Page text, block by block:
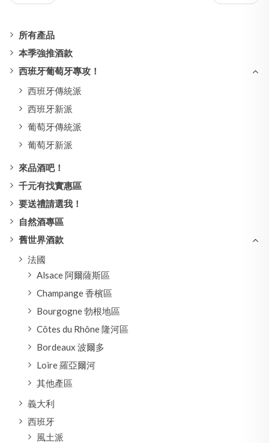
所有產品
本季強推酒款
西班牙葡萄牙專攻！
西班牙傳統派
西班牙新派
葡萄牙傳統派
葡萄牙新派
來品酒吧！
千元有找實惠區
要送禮請選我！
自然酒專區
舊世界酒款
法國
Alsace 阿爾薩斯區
Champange 香檳區
Bourgogne 勃根地區
Côtes du Rhône 隆河區
Bordeaux 波爾多
Loire 羅亞爾河
其他產區
義大利
西班牙
風土派